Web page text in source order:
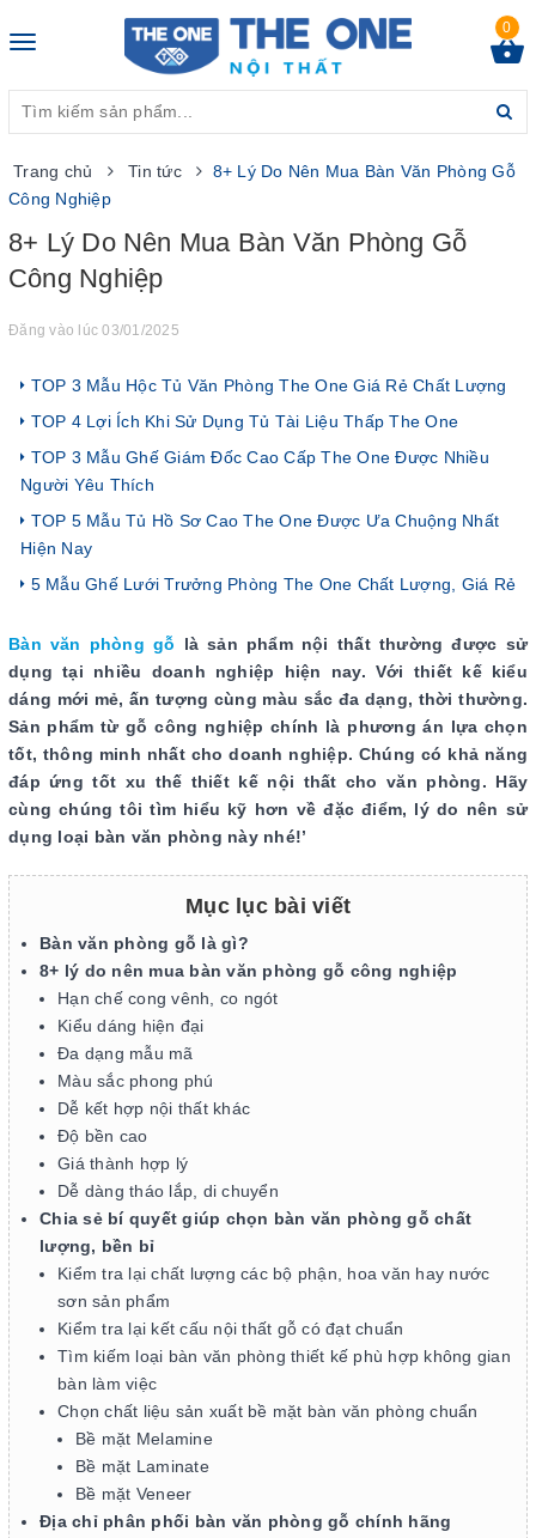
Toggle
0
Trang chủ Tin tức
8+ Lý Do Nên Mua Bàn Văn Phòng Gỗ
Công Nghiệp
8+ Lý Do Nên Mua Bàn Văn Phòng Gỗ
Công Nghiệp
Đăng vào lúc 03/01/2025
TOP 3 Mẫu Hộc Tủ Văn Phòng The One Giá Rẻ Chất Lượng
TOP 4 Lợi Ích Khi Sử Dụng Tủ Tài Liệu Thấp The One
TOP 3 Mẫu Ghế Giám Đốc Cao Cấp The One Được Nhiều
Người Yêu Thích
TOP 5 Mẫu Tủ Hồ Sơ Cao The One Được Ưa Chuộng Nhất
Hiện Nay
5 Mẫu Ghế Lưới Trưởng Phòng The One Chất Lượng, Giá Rẻ
Bàn văn phòng gỗ là sản phẩm nội thất thường được sử
dụng tại nhiều doanh nghiệp hiện nay. Với thiết kế kiểu
dáng mới mẻ, ấn tượng cùng màu sắc đa dạng, thời thường.
Sản phẩm từ gỗ công nghiệp chính là phương án lựa chọn
tốt, thông minh nhất cho doanh nghiệp. Chúng có khả năng
đáp ứng tốt xu thế thiết kế nội thất cho văn phòng. Hãy
cùng chúng tôi tìm hiểu kỹ hơn về đặc điểm, lý do nên sử
dụng loại bàn văn phòng này nhé!’
Mục lục bài viết
Bàn văn phòng gỗ là gì?
8+ lý do nên mua bàn văn phòng gỗ công nghiệp
Hạn chế cong vênh, co ngót
Kiểu dáng hiện đại
Đa dạng mẫu mã
Màu sắc phong phú
Dễ kết hợp nội thất khác
Độ bền cao
Giá thành hợp lý
Dễ dàng tháo lắp, di chuyển
Chia sẻ bí quyết giúp chọn bàn văn phòng gỗ chất
lượng, bền bỉ
Kiểm tra lại chất lượng các bộ phận, hoa văn hay nước
sơn sản phẩm
Kiểm tra lại kết cấu nội thất gỗ có đạt chuẩn
Tìm kiếm loại bàn văn phòng thiết kế phù hợp không gian
bàn làm việc
Chọn chất liệu sản xuất bề mặt bàn văn phòng chuẩn
Bề mặt Melamine
Bề mặt Laminate
Bề mặt Veneer
Địa chỉ phân phối bàn văn phòng gỗ chính hãng